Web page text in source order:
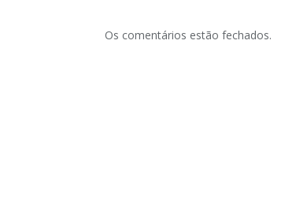
Os comentários estão fechados.